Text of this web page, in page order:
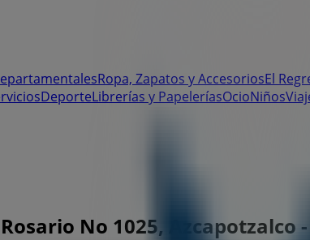
Ropa, Zapatos y AccesoriosEl
DeporteLibrerías y PapeleríasOcioNiños
No 1025,